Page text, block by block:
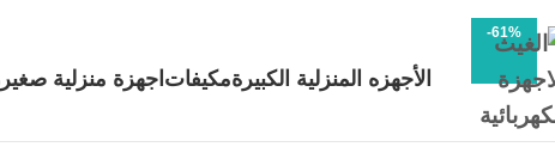
الأجهزه المنزلية الكبيرةمكيفات اجهزة منزلية
-61%